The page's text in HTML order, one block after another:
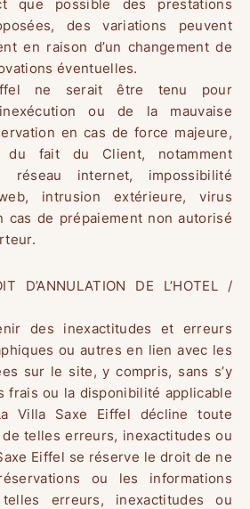
que possible des prestations
des variations peuvent
en raison d’un changement de
éventuelles.
ne serait être tenu pour
ou de la mauvaise
en cas de force majeure,
fait du Client, notamment
réseau internet, impossibilité
intrusion extérieure, virus
cas de prépaiement non autorisé
D’ANNULATION DE L’HOTEL /
des inexactitudes et erreurs
ou autres en lien avec les
sur le site, y compris, sans s’y
frais ou la disponibilité applicable
Villa Saxe Eiffel décline toute
telles erreurs, inexactitudes ou
Eiffel se réserve le droit de ne
ou les informations
erreurs, inexactitudes ou